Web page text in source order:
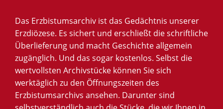
© Cornelius Stiegemann / Erzbistum Paderborn
Darstellung des Paderborner Fürstbischofs
Wilhelm Anton von der Asseburg (amt. 1763-
1782) auf seinem Grabmal im Paderborner
Dom.
Das Erzbistumsarchiv ist das Gedächtnis unserer
Erzdiözese. Es sichert und erschließt die schriftliche
Überlieferung und macht Geschichte allgemein
zugänglich. Und das sogar kostenlos. Selbst die
wertvollsten Archivstücke können Sie sich
werktäglich zu den Öffnungszeiten des
Erzbistumsarchivs ansehen. Darunter sind